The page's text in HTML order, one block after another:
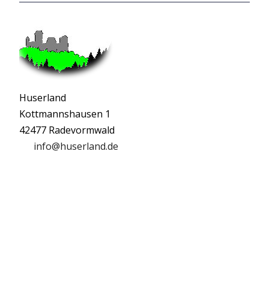
Huserland
Kottmannshausen 1
42477 Radevormwald
info@huserland.de